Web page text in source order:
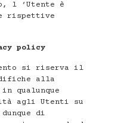
l ‘Utente è
rispettive
policy
si riserva il
alla
qualunque
agli Utenti su
di